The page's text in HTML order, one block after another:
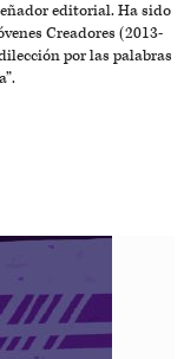
editorial. Ha sido
Creadores (2013-
por las palabras